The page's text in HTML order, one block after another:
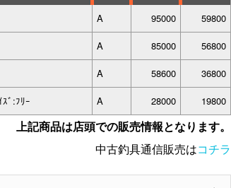
A 95000 59800
A 85000 56800
A 58600 36800
ﾞ:ﾌﾘｰ A 28000 19800
上記商品は店頭での販売情報となります。
中古釣具通信販売はコチラ